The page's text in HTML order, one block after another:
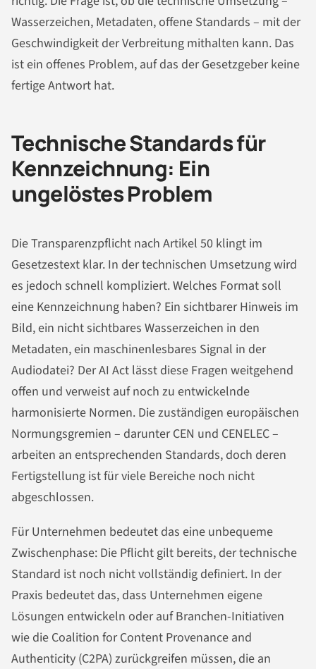
Wasserzeichen, Metadaten, offene Standards – mit der
Geschwindigkeit der Verbreitung mithalten kann. Das
ist ein offenes Problem, auf das der Gesetzgeber keine
fertige Antwort hat.
Technische Standards für
Kennzeichnung: Ein
ungelöstes Problem
Die Transparenzpflicht nach Artikel 50 klingt im
Gesetzestext klar. In der technischen Umsetzung wird
es jedoch schnell kompliziert. Welches Format soll
eine Kennzeichnung haben? Ein sichtbarer Hinweis im
Bild, ein nicht sichtbares Wasserzeichen in den
Metadaten, ein maschinenlesbares Signal in der
Audiodatei? Der AI Act lässt diese Fragen weitgehend
offen und verweist auf noch zu entwickelnde
harmonisierte Normen. Die zuständigen europäischen
Normungsgremien – darunter CEN und CENELEC –
arbeiten an entsprechenden Standards, doch deren
Fertigstellung ist für viele Bereiche noch nicht
abgeschlossen.
Für Unternehmen bedeutet das eine unbequeme
Zwischenphase: Die Pflicht gilt bereits, der technische
Standard ist noch nicht vollständig definiert. In der
Praxis bedeutet das, dass Unternehmen eigene
Lösungen entwickeln oder auf Branchen-Initiativen
wie die Coalition for Content Provenance and
Authenticity (C2PA) zurückgreifen müssen, die an